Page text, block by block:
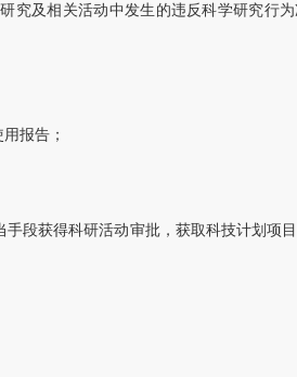
究及相关活动中发生的违反科学研究行
报告；
段获得科研活动审批，获取科技计划项